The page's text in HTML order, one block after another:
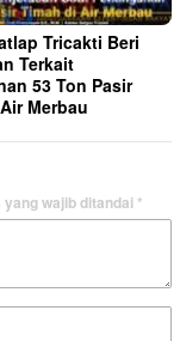
Tricakti Beri
Terkait
53 Ton Pasir
Merbau
yang wajib ditandai*